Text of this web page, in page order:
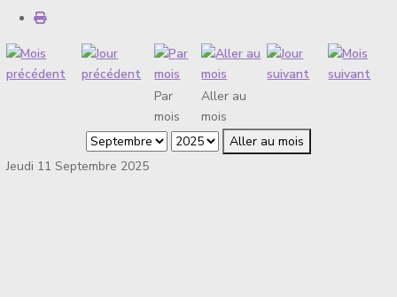
Par
mois
Aller au
mois
Aller au mois
Jeudi 11 Septembre 2025